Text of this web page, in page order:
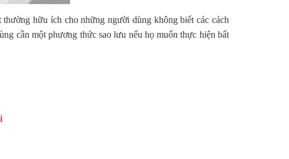
hữu ích cho những người dùng không biết các cách
cần một phương thức sao lưu nếu họ muốn thực hiện bất